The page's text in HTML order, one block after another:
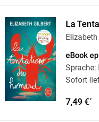
La
eBook
Sprache:
Sofort
7,49 €*